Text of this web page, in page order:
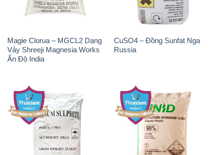
Natri Sunphit – NA2SO3
Trung Quốc China
KOH ( 90%) – Potassium
Hydroxide Unid Hàn Quốc